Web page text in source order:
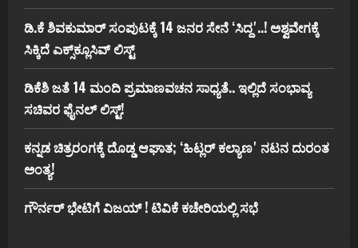
ಡಿ.ಕೆ ಶಿವಕುಮಾರ್‌ ಸಂಪುಟಕ್ಕೆ 14 ಜನರ ಸೇನೆ ʻಸಿದ್ದʼ..! ಅಶ್ವವೇಗಕ್ಕೆ
ಸಿಕ್ಕಿದೆ ಎಕ್ಸ್‌ಕ್ಲೂಸಿವ್‌ ಲಿಸ್ಟ್‌
ಡಿಕೆಶಿ ಜತೆ 14 ಮಂದಿ ಪ್ರಮಾಣವಚನ ಸಾಧ್ಯತೆ.. ಇಲ್ಲಿದೆ ಸಂಭಾವ್ಯ
ಸಚಿವರ ಫೈನಲ್ ಲಿಸ್ಟ್‌!
ಕನ್ನಡ ಚಿತ್ರರಂಗಕ್ಕೆ ದೊಡ್ಡ ಆಘಾತ; ʻಹಿಟ್ಲರ್ ಕಲ್ಯಾಣʼ ನಟನ ದುರಂತ
ಅಂತ್ಯ!
ಗೌರ್ನರ್‌ ಭೇಟಿಗೆ ವಿಜಯ್‌ ! ಟಿವಿಕೆ ಕಚೇರಿಯಲ್ಲಿ ಸಭೆ